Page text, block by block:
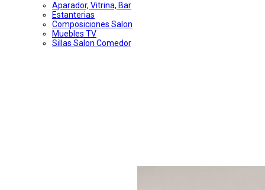
Aparador, Vitrina, Bar
Estanterias
Composiciones Salon
Muebles TV
Sillas Salon Comedor